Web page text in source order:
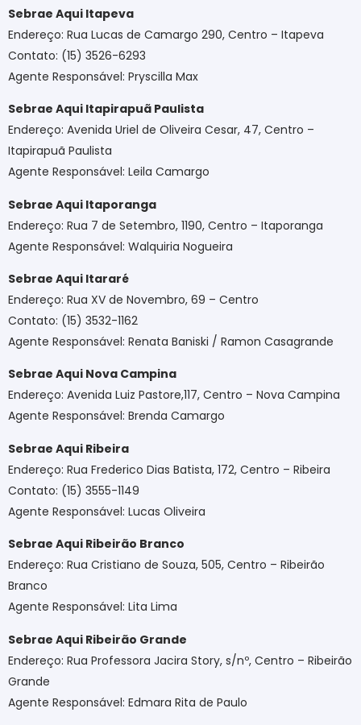
Sebrae Aqui Itapeva
Endereço: Rua Lucas de Camargo 290, Centro – Itapeva
Contato: (15) 3526-6293
Agente Responsável: Pryscilla Max
Sebrae Aqui Itapirapuã Paulista
Endereço: Avenida Uriel de Oliveira Cesar, 47, Centro –
Itapirapuã Paulista
Agente Responsável: Leila Camargo
Sebrae Aqui Itaporanga
Endereço: Rua 7 de Setembro, 1190, Centro – Itaporanga
Agente Responsável: Walquiria Nogueira
Sebrae Aqui Itararé
Endereço: Rua XV de Novembro, 69 – Centro
Contato: (15) 3532-1162
Agente Responsável: Renata Baniski / Ramon Casagrande
Sebrae Aqui Nova Campina
Endereço: Avenida Luiz Pastore,117, Centro – Nova Campina
Agente Responsável: Brenda Camargo
Sebrae Aqui Ribeira
Endereço: Rua Frederico Dias Batista, 172, Centro – Ribeira
Contato: (15) 3555-1149
Agente Responsável: Lucas Oliveira
Sebrae Aqui Ribeirão Branco
Endereço: Rua Cristiano de Souza, 505, Centro – Ribeirão
Branco
Agente Responsável: Lita Lima
Sebrae Aqui Ribeirão Grande
Endereço: Rua Professora Jacira Story, s/nº, Centro – Ribeirão
Grande
Agente Responsável: Edmara Rita de Paulo